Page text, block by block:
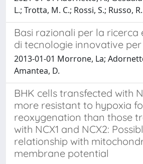
L.; Trotta, M. C.; Rossi, S.; Russo, R.
Basi razionali per la ricerca
di tecnologie innovative per
2013-01-01 Morrone, La;
Amantea, D.
BHK cells transfected with
more resistant to hypoxia
reoxygenation than those
with NCX1 and NCX2:
relationship with
membrane potential